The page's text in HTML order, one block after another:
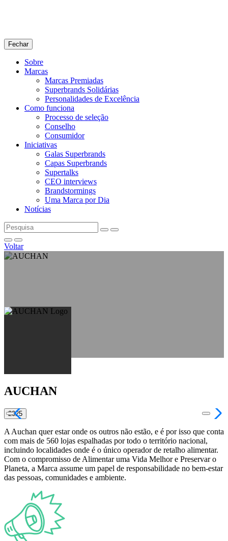
Fechar
Sobre
Marcas
Marcas Premiadas
Superbrands Solidárias
Personalidades de Excelência
Como funciona
Processo de seleção
Conselho
Consumidor
Iniciativas
Galas Superbrands
Capas Superbrands
Supertalks
CEO interviews
Brandstormings
Uma Marca por Dia
Notícias
Voltar
AUCHAN
2025
A Auchan quer estar onde os outros não estão, e é por isso que conta
com mais de 560 lojas espalhadas por todo o território nacional,
incluindo localidades onde é o único operador de retalho alimentar.
Com o compromisso de Alimentar uma Vida Melhor e Preservar o
Planeta, a Marca assume um papel de responsabilidade no bem-estar
das pessoas, comunidades e ambiente.